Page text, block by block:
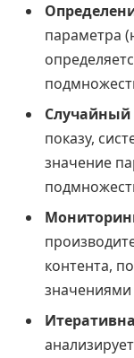
параметра
показу,
значение
контента,